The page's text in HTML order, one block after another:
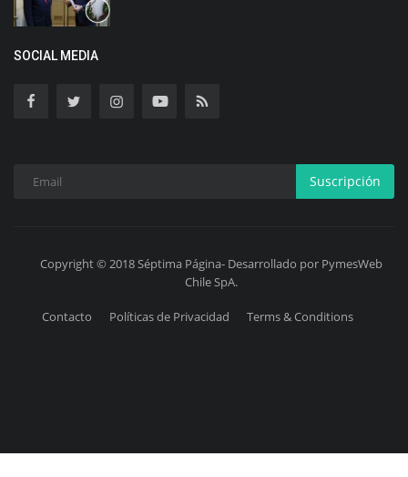
SOCIAL MEDIA
Suscripción
Copyright © 2018 Séptima Página- Desarrollado por PymesWeb
Chile SpA.
Contacto Políticas de Privacidad Terms & Conditions